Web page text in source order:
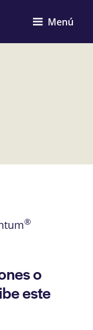
Menú
®
o
este